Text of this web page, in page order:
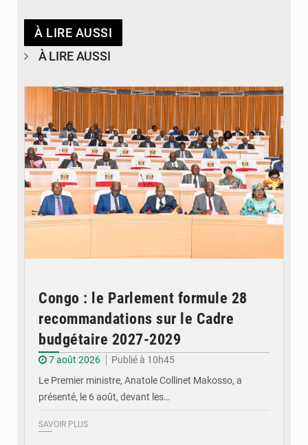
À LIRE AUSSI
À LIRE AUSSI
Congo : le Parlement formule 28
recommandations sur le Cadre
budgétaire 2027-2029
7 août 2026
Publié à 10h45
Le Premier ministre, Anatole Collinet Makosso, a
présenté, le 6 août, devant les…
SAVOIR PLUS